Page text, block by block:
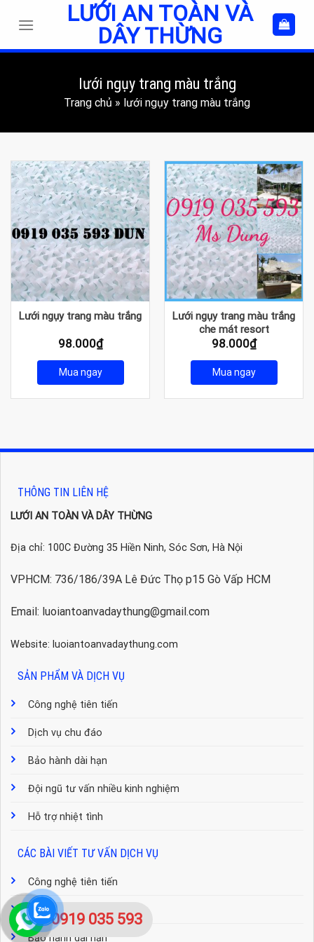
LƯỚI AN TOÀN VÀ
DÂY THỪNG
lưới ngụy trang màu trắng
Trang chủ » lưới ngụy trang màu trắng
Lưới ngụy trang màu trắng
98.000₫
Mua ngay
Lưới ngụy trang màu trắng
che mát resort
98.000₫
Mua ngay
THÔNG TIN LIÊN HỆ
LƯỚI AN TOÀN VÀ DÂY THỪNG
Địa chỉ: 100C Đường 35 Hiền Ninh, Sóc Sơn, Hà Nội
VPHCM: 736/186/39A Lê Đức Thọ p15 Gò Vấp HCM
Email: luoiantoanvadaythung@gmail.com
Website: luoiantoanvadaythung.com
SẢN PHẨM VÀ DỊCH VỤ
Công nghệ tiên tiến
Dịch vụ chu đáo
Bảo hành dài hạn
Đội ngũ tư vấn nhiều kinh nghiệm
Hỗ trợ nhiệt tình
CÁC BÀI VIẾT TƯ VẤN DỊCH VỤ
Công nghệ tiên tiến
Dịch vụ chu đáo
Bảo hành dài hạn
0919 035 593